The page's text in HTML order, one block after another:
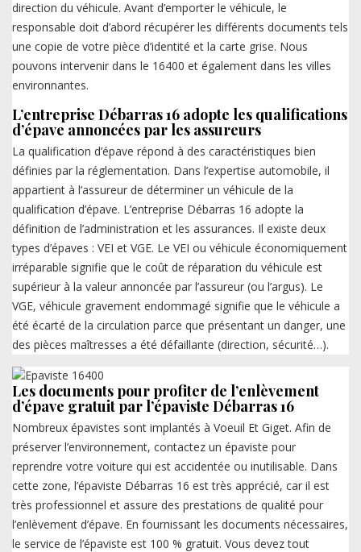
direction du véhicule. Avant d’emporter le véhicule, le
responsable doit d’abord récupérer les différents documents tels
une copie de votre pièce d’identité et la carte grise. Nous
pouvons intervenir dans le 16400 et également dans les villes
environnantes.
L’entreprise Débarras 16 adopte les qualifications
d’épave annoncées par les assureurs
La qualification d’épave répond à des caractéristiques bien
définies par la réglementation. Dans l’expertise automobile, il
appartient à l’assureur de déterminer un véhicule de la
qualification d’épave. L’entreprise Débarras 16 adopte la
définition de l’administration et les assurances. Il existe deux
types d’épaves : VEI et VGE. Le VEI ou véhicule économiquement
irréparable signifie que le coût de réparation du véhicule est
supérieur à la valeur annoncée par l’assureur (ou l’argus). Le
VGE, véhicule gravement endommagé signifie que le véhicule a
été écarté de la circulation parce que présentant un danger, une
des pièces maîtresses a été défaillante (direction, sécurité…).
Les documents pour profiter de l’enlèvement
d’épave gratuit par l’épaviste Débarras 16
Nombreux épavistes sont implantés à Voeuil Et Giget. Afin de
préserver l’environnement, contactez un épaviste pour
reprendre votre voiture qui est accidentée ou inutilisable. Dans
cette zone, l’épaviste Débarras 16 est très apprécié, car il est
très professionnel et assure des prestations de qualité pour
l’enlèvement d’épave. En fournissant les documents nécessaires,
le service de l’épaviste est 100 % gratuit. Vous devez tout